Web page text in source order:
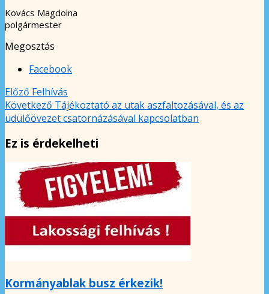
Kovács Magdolna
polgármester
Megosztás
Facebook
Előző Felhívás
Következő Tájékoztató az utak aszfaltozásával, és az
üdülőövezet csatornázásával kapcsolatban
Ez is érdekelheti
Kormányablak busz érkezik!